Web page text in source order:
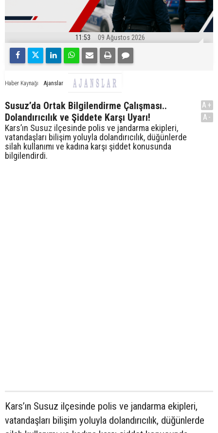
11:53 09 Ağustos 2026
Haber Kaynağı Ajanslar
Susuz’da Ortak Bilgilendirme Çalışması..
Dolandırıcılık ve Şiddete Karşı Uyarı!
Kars’ın Susuz ilçesinde polis ve jandarma ekipleri,
vatandaşları bilişim yoluyla dolandırıcılık, düğünlerde
silah kullanımı ve kadına karşı şiddet konusunda
bilgilendirdi.
A+
A-
Kars’ın Susuz ilçesinde polis ve jandarma ekipleri,
vatandaşları bilişim yoluyla dolandırıcılık, düğünlerde